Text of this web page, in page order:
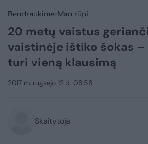
Bendraukime Man rūpi
20 metų vaistus
vaistinėje ištiko šokas
turi vieną klausimą
2017 m. rugsėjo 12 d. 08:58
Skaitytoja